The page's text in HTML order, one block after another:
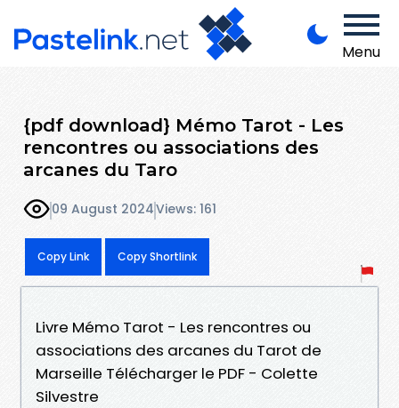
Menu
{pdf download} Mémo Tarot - Les
rencontres ou associations des
arcanes du Taro
09 August 2024Views: 161
Copy Link Copy Shortlink
Livre Mémo Tarot - Les rencontres ou
associations des arcanes du Tarot de
Marseille Télécharger le PDF - Colette
Silvestre